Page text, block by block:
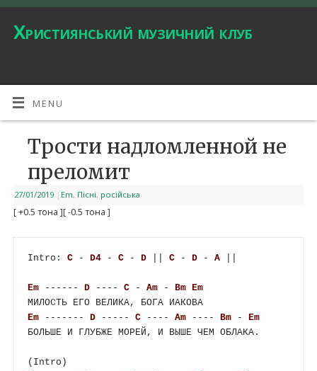
Християнський музичний клуб
MENU
Трости надломленной не
преломит
27/01/2019 | Em, Пісні, російська
[ +0.5 тона ][ -0.5 тона ]
Intro: C - D4 - C - D || C - D - A ||
Em ------ D ---- C - Am - Bm Em
МИЛОСТЬ ЕГО ВЕЛИКА, БОГА ИАКОВА
Em ------- D ----- C ---- Am ---- Bm - Em
БОЛЬШЕ И ГЛУБЖЕ МОРЕЙ, И ВЫШЕ ЧЕМ ОБЛАКА.